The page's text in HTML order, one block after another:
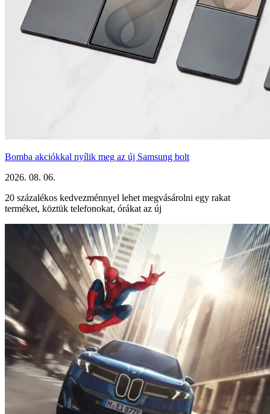
Bomba akciókkal nyílik meg az új Samsung bolt
2026. 08. 06.
20 százalékos kedvezménnyel lehet megvásárolni egy rakat
terméket, köztük telefonokat, órákat az új